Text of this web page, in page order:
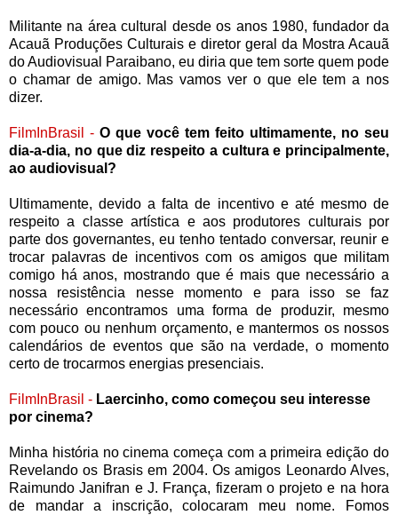
Militante na área cultural desde os anos 1980, fundador da
Acauã Produções Culturais e diretor geral da Mostra Acauã
do Audiovisual Paraibano, eu diria que tem sorte quem pode
o chamar de amigo. Mas vamos ver o que ele tem a nos
dizer.
FilmInBrasil - O que você tem feito ultimamente, no seu
dia-a-dia, no que diz respeito a cultura e principalmente,
ao audiovisual?
Ultimamente, devido a falta de incentivo e até mesmo de
respeito a classe artística e aos produtores culturais por
parte dos governantes, eu tenho tentado conversar, reunir e
trocar palavras de incentivos com os amigos que militam
comigo há anos, mostrando que é mais que necessário a
nossa resistência nesse momento e para isso se faz
necessário encontramos uma forma de produzir, mesmo
com pouco ou nenhum orçamento, e mantermos os nossos
calendários de eventos que são na verdade, o momento
certo de trocarmos energias presenciais.
FilmInBrasil - Laercinho, como começou seu interesse
por cinema?
Minha história no cinema começa com a primeira edição do
Revelando os Brasis em 2004. Os amigos Leonardo Alves,
Raimundo Janifran e J. França, fizeram o projeto e na hora
de mandar a inscrição, colocaram meu nome. Fomos